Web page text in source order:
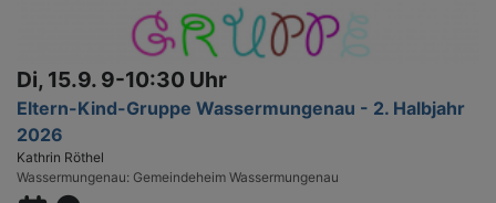
Di, 15.9. 9-10:30 Uhr
Eltern-Kind-Gruppe Wassermungenau - 2. Halbjahr
2026
Kathrin Röthel
Wassermungenau Gemeindeheim Wassermungenau